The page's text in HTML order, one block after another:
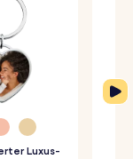
Luxus-